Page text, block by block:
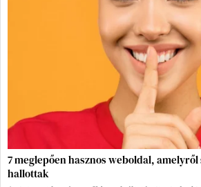
7 meglepően hasznos weboldal,
hallottak